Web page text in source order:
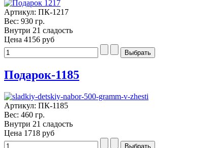
Артикул: ПК-1217
Вес: 930 гр.
Внутри 21 сладость
Цена 4156 руб
Подарок-1185
Артикул: ПК-1185
Вес: 460 гр.
Внутри 21 сладость
Цена 1718 руб